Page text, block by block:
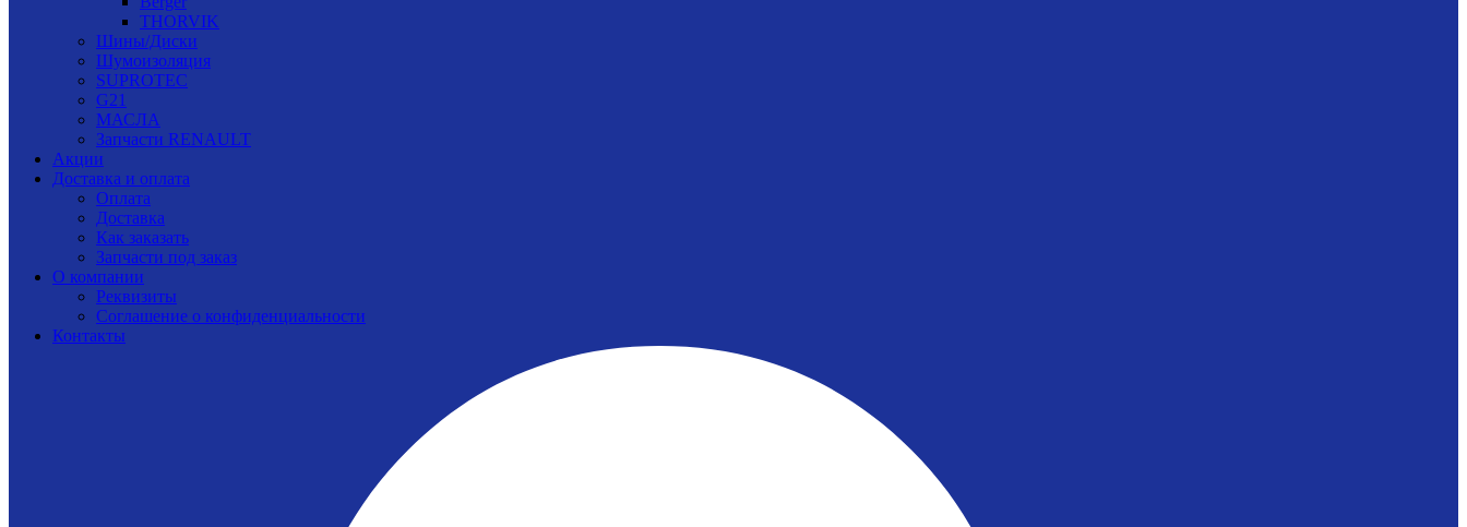
THORVIK
Шины/Диски
Шумоизоляция
SUPROTEC
G21
МАСЛА
Запчасти RENAULT
Акции
Доставка и оплата
Оплата
Доставка
Как заказать
Запчасти под заказ
О компании
Реквизиты
Соглашение о конфиденциальности
Контакты